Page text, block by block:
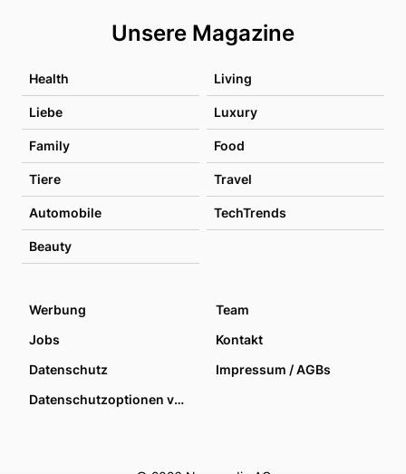
Unsere Magazine
Health Living
Liebe Luxury
Family Food
Tiere Travel
Automobile TechTrends
Beauty
Werbung
Team
Jobs
Kontakt
Datenschutz
Impressum / AGBs
Datenschutzoptionen verwalten